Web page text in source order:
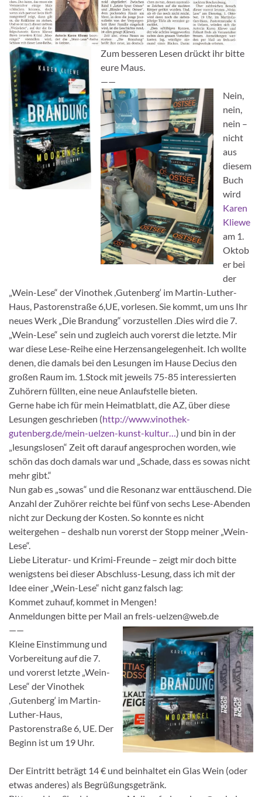
Zum besseren Lesen drückt ihr bitte
eure Maus.
——
Nein,
nein,
nein –
nicht
aus
diesem
Buch
wird
Karen
Kliewe
am 1.
Oktob
er bei
der
„Wein-Lese“ der Vinothek ,Gutenberg‘ im Martin-Luther-
Haus, Pastorenstraße 6,UE, vorlesen. Sie kommt, um uns Ihr
neues Werk „Die Brandung“ vorzustellen .Dies wird die 7.
„Wein-Lese“ sein und zugleich auch vorerst die letzte. Mir
war diese Lese-Reihe eine Herzensangelegenheit. Ich wollte
denen, die damals bei den Lesungen im Hause Decius den
großen Raum im. 1.Stock mit jeweils 75-85 interessierten
Zuhörern füllten, eine neue Anlaufstelle bieten.
Gerne habe ich für mein Heimatblatt, die AZ, über diese
Lesungen geschrieben (http://www.vinothek-
gutenberg.de/mein-uelzen-kunst-kultur… ) und bin in der
„lesungslosen“ Zeit oft darauf angesprochen worden, wie
schön das doch damals war und „Schade, dass es sowas nicht
mehr gibt.“
Nun gab es „sowas“ und die Resonanz war enttäuschend. Die
Anzahl der Zuhörer reichte bei fünf von sechs Lese-Abenden
nicht zur Deckung der Kosten. So konnte es nicht
weitergehen – deshalb nun vorerst der Stopp meiner „Wein-
Lese“.
Liebe Literatur- und Krimi-Freunde – zeigt mir doch bitte
wenigstens bei dieser Abschluss-Lesung, dass ich mit der
Idee einer „Wein-Lese“ nicht ganz falsch lag:
Kommet zuhauf, kommet in Mengen!
Anmeldungen bitte per Mail an frels-uelzen@web.de
——
Kleine Einstimmung und
Vorbereitung auf die 7.
und vorerst letzte „Wein-
Lese“ der Vinothek
,Gutenberg‘ im Martin-
Luther-Haus,
Pastorenstraße 6, UE. Der
Beginn ist um 19 Uhr.
Der Eintritt beträgt 14 € und beinhaltet ein Glas Wein (oder
etwas anderes) als Begrüßungsgetränk.